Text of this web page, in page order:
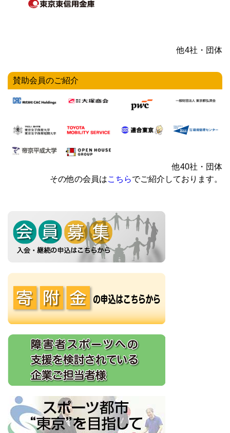
他4社・団体
賛助会員のご紹介
他40社・団体
その他の会員はこちらでご紹介しております。